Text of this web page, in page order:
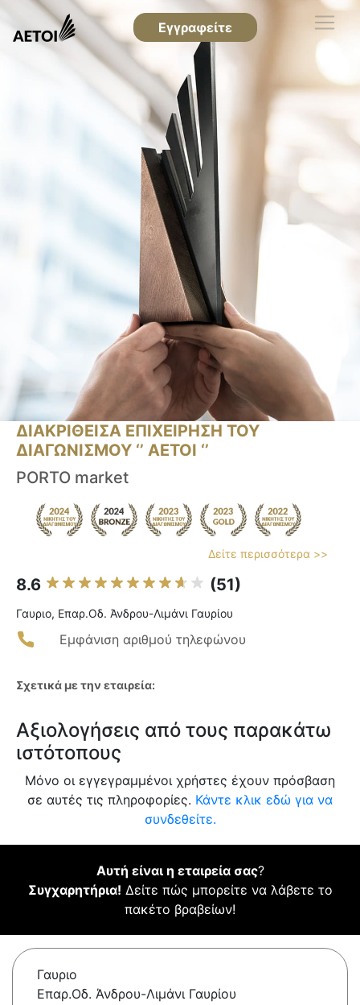
Εγγραφείτε
ΔΙΑΚΡΙΘΕΙΣΑ ΕΠΙΧΕΙΡΗΣΗ ΤΟΥ
ΔΙΑΓΩΝΙΣΜΟΥ ‘’ ΑΕΤΟΙ ‘’
PORTO market
Δείτε περισσότερα >>
8.6 (51)
Γαυριο, Επαρ.Οδ. Άνδρου-Λιμάνι Γαυρίου
Εμφάνιση αριθμού τηλεφώνου
Σχετικά με την εταιρεία:
Αξιολογήσεις από τους παρακάτω
ιστότοπους
Μόνο οι εγγεγραμμένοι χρήστες έχουν πρόσβαση
σε αυτές τις πληροφορίες. Κάντε κλικ εδώ για να
συνδεθείτε.
Αυτή είναι η εταιρεία σας?
Συγχαρητήρια! Δείτε πώς μπορείτε να λάβετε το
πακέτο βραβείων!
Γαυριο
Επαρ.Οδ. Άνδρου-Λιμάνι Γαυρίου